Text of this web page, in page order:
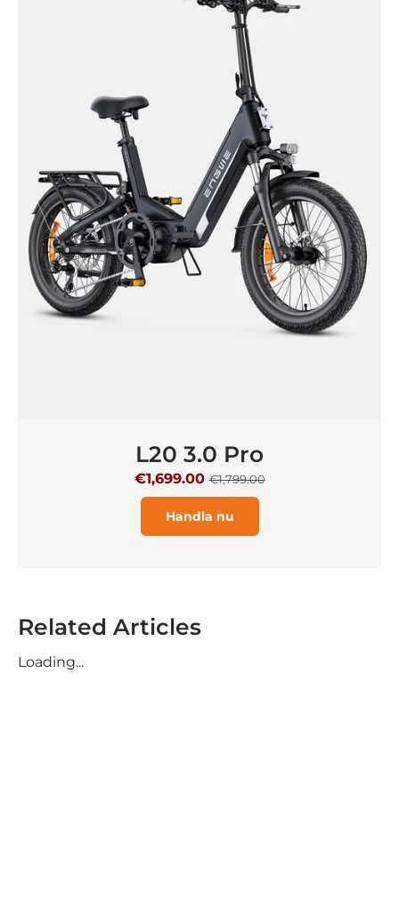
L20 3.0 Pro
€1,699.00€1,799.00
Handla nu
Related Articles
Loading...